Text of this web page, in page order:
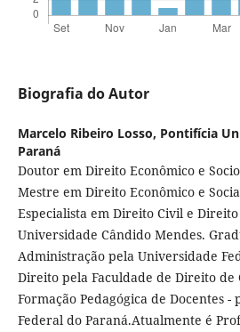
Biografia do Autor
Marcelo Ribeiro Losso, Pontifícia
Paraná
Doutor em Direito Econômico e
Mestre em Direito Econômico e
Especialista em Direito Civil e
Universidade Cândido Mendes.
Administração pela Universidade
Direito pela Faculdade de Direito
Formação Pedagógica de Docentes -
Federal do Paraná.Atualmente é